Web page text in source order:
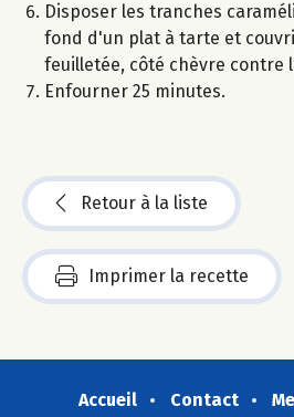
Disposer les tranches
fond d'un plat à tarte et
feuilletée, côté chèvre contre
Enfourner 25 minutes.
Retour à la liste
Imprimer la recette
Accueil Contact